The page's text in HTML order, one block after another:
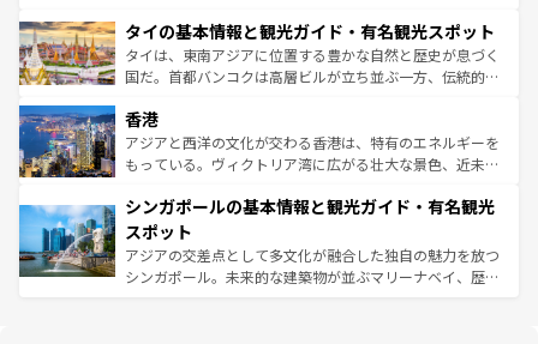
わってみてほしい。 なお、新着の韓国情報はコンテンツ一
覧 を参照してほしい。
急速な発展と共に伝統が息づく。ハノイの古い町並みやホ
ーチミン市のフランス統治時代の建物も、独特の雰囲気を
醸し出している。また、バラエティの豊かさとおいしさで
とつ。フォーやバインミー、ベトナムコーヒーなどは、ぜ
ひ現地で味わいたい。どの地域を訪れてもあたたかい人々
が旅行者を迎えてくれるので、きっと忘れられない旅にな
参照してほしい。
タイの基本情報と観光ガイド・有名観光スポット
タイは、東南アジアに位置する豊かな自然と歴史が息づく
国だ。首都バンコクは高層ビルが立ち並ぶ一方、伝統的な
の活気が交差している。北部ではチェンマイなどの山岳地
帯で自然と触れ合い、南部ではプーケットやクラビの美し
いビーチでリゾート気分を楽しむことができる。タイ料理
激する。気候は一年中温暖で、どの季節にも異なる楽しみ
が待っている。親しみやすいタイの人々、仏教を中心とし
た文化、そして多様な観光資源が、訪れる旅人を魅了し続
ける。 なお、新着のタイ情報はコンテンツ一覧を参照して
香港
アジアと西洋の文化が交わる香港は、特有のエネルギーを
もっている。ヴィクトリア湾に広がる壮大な景色、近未来
み、どこを訪れても感動するはず。観光スポットが密集し
ており、効率よく見どころを回れるのも魅力。息をのむよ
うな絶景から文化的な体験まで、香港を存分に楽しみ尽く
そう。 なお、新着の香港情報はコンテンツ一覧を参照して
シンガポールの基本情報と観光ガイド・有名観光
スポット
アジアの交差点として多文化が融合した独自の魅力を放つ
シンガポール。未来的な建築物が並ぶマリーナベイ、歴史